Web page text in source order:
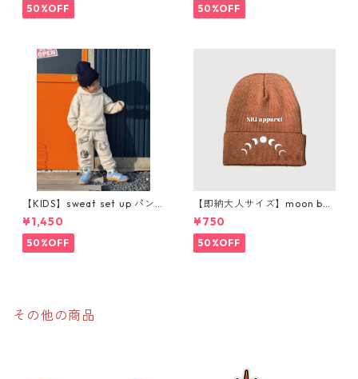
50%OFF 50%OFF
【KIDS】sweat set up パン
ツ購入ページ
¥1,450
50%OFF
【即納大人サイズ】moon bea
nie
¥750
50%OFF
その他の商品